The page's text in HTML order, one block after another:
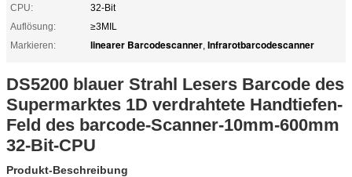
CPU:
32-Bit
Auflösung:
≥3MIL
Markieren:
linearer Barcodescanner, Infrarotbarcodescanner
DS5200 blauer Strahl Lesers Barcode des
Supermarktes 1D verdrahtete Handtiefen-
Feld des barcode-Scanner-10mm-600mm
32-Bit-CPU
Produkt-Beschreibung